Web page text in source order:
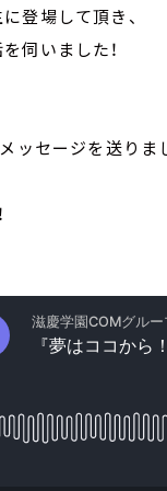
登場して頂き、
伺いました！
ッセージを送りま